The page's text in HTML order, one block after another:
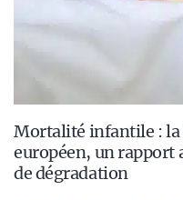
Mortalité infantile : la
européen, un rapport
de dégradation